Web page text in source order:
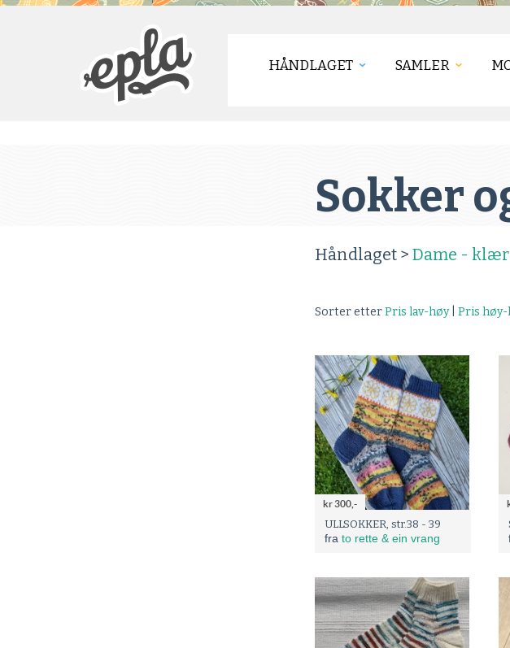
HÅNDLAGET SAMLER
Sokker
Håndlaget > Dame - klær
Sorter etterPris lav-høy| Pris høy-
kr 300,-
ULLSOKKER, str.38 - 39
fra to rette & ein vrang